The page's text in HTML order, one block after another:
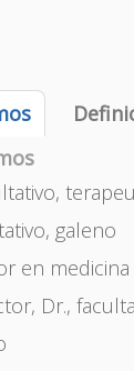
galeno
en medicina
Dr.,